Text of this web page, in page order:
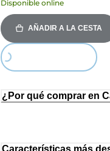
Disponible online
AÑADIR A LA CESTA
Loading...
¿Por qué comprar en